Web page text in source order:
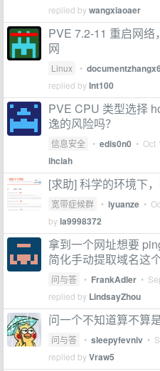
replied bywangxiaoaer
PVE 7.2-11 重启网
网
Linux •
replied byInt100
PVE CPU 类型选择
逸的风险吗？
信息安全 • edis0n0 • Oct
ihciah
[求助] 科学的环境下
宽带症候群 • iyuanze •
byla9998372
拿到一个网址想要
简化手动提取域名这
问与答 • FrankAdler •
replied by LindsayZhou
问一个不知道算不算
问与答 • sleepyfevniv •
replied byVraw5